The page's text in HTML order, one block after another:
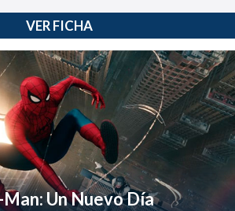
VER FICHA
Un Nuevo Día